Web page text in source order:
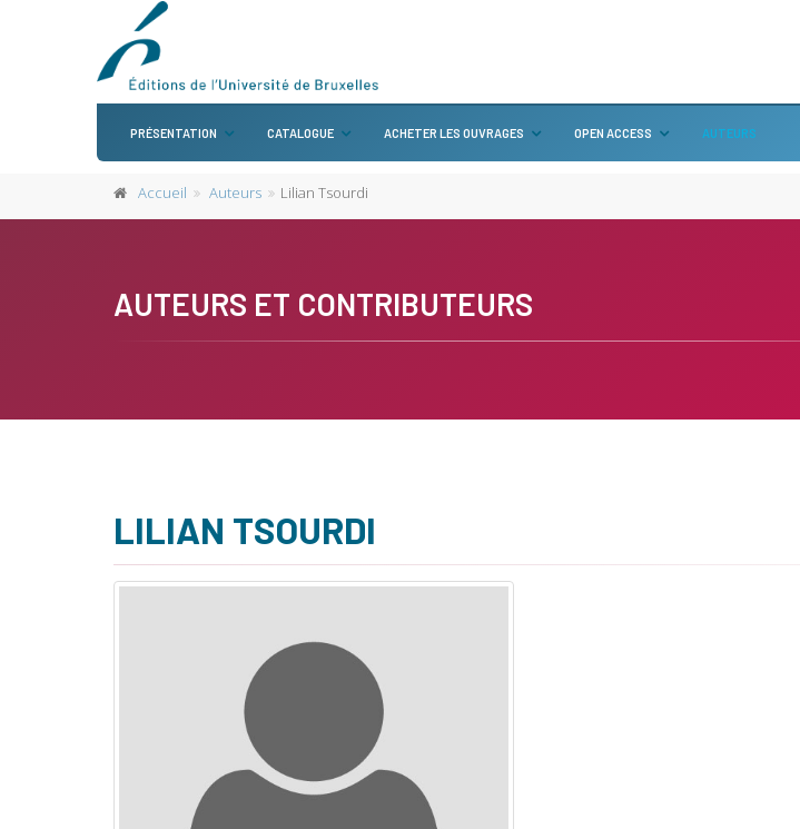
PRÉSENTATION CATALOGUE ACHETER LES OUVRAGES OPEN ACCESS AUTEURS
Accueil Auteurs Lilian Tsourdi
AUTEURS ET CONTRIBUTEURS
LILIAN TSOURDI